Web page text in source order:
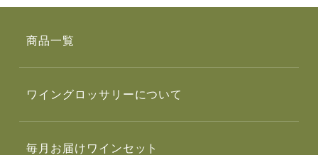
商品一覧
ワイングロッサリーについて
毎月お届けワインセット